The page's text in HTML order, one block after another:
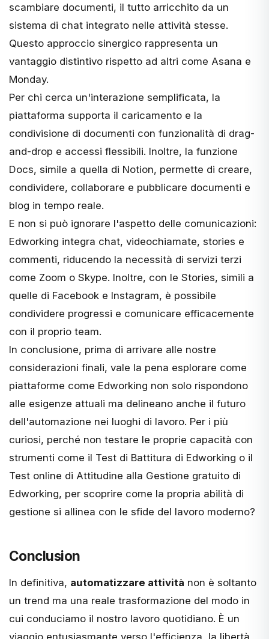
scambiare documenti, il tutto arricchito da un
sistema di chat integrato nelle attività stesse.
Questo approccio sinergico rappresenta un
vantaggio distintivo rispetto ad altri come Asana e
Monday.
Per chi cerca un'interazione semplificata, la
piattaforma supporta il caricamento e la
condivisione di documenti con funzionalità di drag-
and-drop e accessi flessibili. Inoltre, la funzione
Docs, simile a quella di Notion, permette di creare,
condividere, collaborare e pubblicare documenti e
blog in tempo reale.
E non si può ignorare l'aspetto delle comunicazioni:
Edworking integra chat, videochiamate, stories e
commenti, riducendo la necessità di servizi terzi
come Zoom o Skype. Inoltre, con le Stories, simili a
quelle di Facebook e Instagram, è possibile
condividere progressi e comunicare efficacemente
con il proprio team.
In conclusione, prima di arrivare alle nostre
considerazioni finali, vale la pena esplorare come
piattaforme come Edworking non solo rispondono
alle esigenze attuali ma delineano anche il futuro
dell'automazione nei luoghi di lavoro. Per i più
curiosi, perché non testare le proprie capacità con
strumenti come il Test di Battitura di Edworking o il
Test online di Attitudine alla Gestione gratuito di
Edworking, per scoprire come la propria abilità di
gestione si allinea con le sfide del lavoro moderno?
Conclusion
In definitiva, automatizzare attività non è soltanto
un trend ma una reale trasformazione del modo in
cui conduciamo il nostro lavoro quotidiano. È un
viaggio entusiasmante verso l'efficienza, la libertà